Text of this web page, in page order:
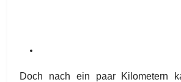
Doch nach ein paar Kilometern